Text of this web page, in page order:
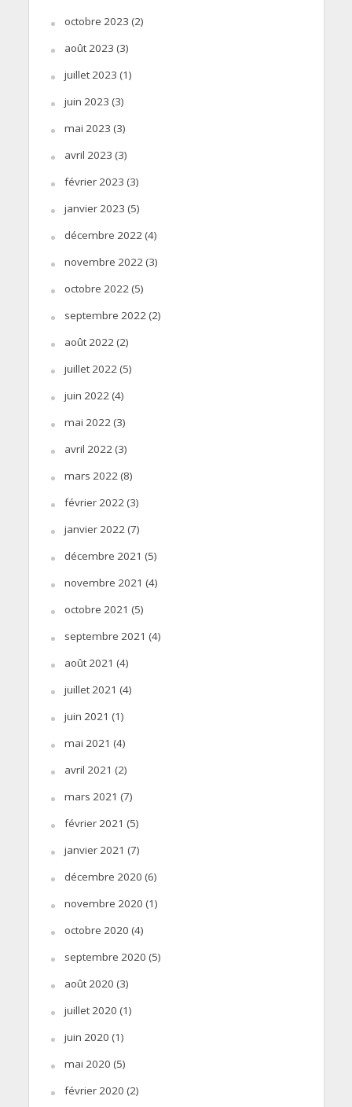
octobre 2023 (2)
août 2023 (3)
juillet 2023 (1)
juin 2023 (3)
mai 2023 (3)
avril 2023 (3)
février 2023 (3)
janvier 2023 (5)
décembre 2022(4)
novembre 2022(3)
octobre 2022(5)
septembre 2022(2)
août 2022(2)
juillet 2022(5)
juin 2022(4)
mai 2022(3)
avril 2022(3)
mars 2022(8)
février 2022(3)
janvier 2022(7)
décembre 2021 (5)
novembre 2021 (4)
octobre 2021 (5)
septembre 2021 (4)
août 2021 (4)
juillet 2021 (4)
juin 2021 (1)
mai 2021 (4)
avril 2021 (2)
mars 2021 (7)
février 2021 (5)
janvier 2021 (7)
décembre 2020 (6)
novembre 2020 (1)
octobre 2020 (4)
septembre 2020 (5)
août 2020 (3)
juillet 2020 (1)
juin 2020 (1)
mai 2020 (5)
février 2020 (2)